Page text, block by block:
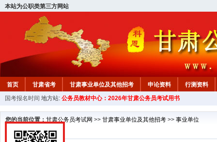
本站为公职类第三方网站
首页 甘肃省考 甘肃事业单位及其他招考 申论资料
行测资料
国考报名时间 地方站: 公务员教材中心：2026年甘肃公务员考试用书
您的当前位置： 甘肃公务员考试网 >> 甘肃事业单位及其他招考 >> 事业单位